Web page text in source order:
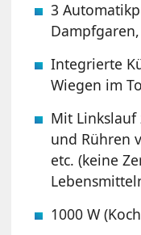
3
Integrierte
Wiegen im
Mit Linkslauf
und Rühren
etc. (keine
1000 W